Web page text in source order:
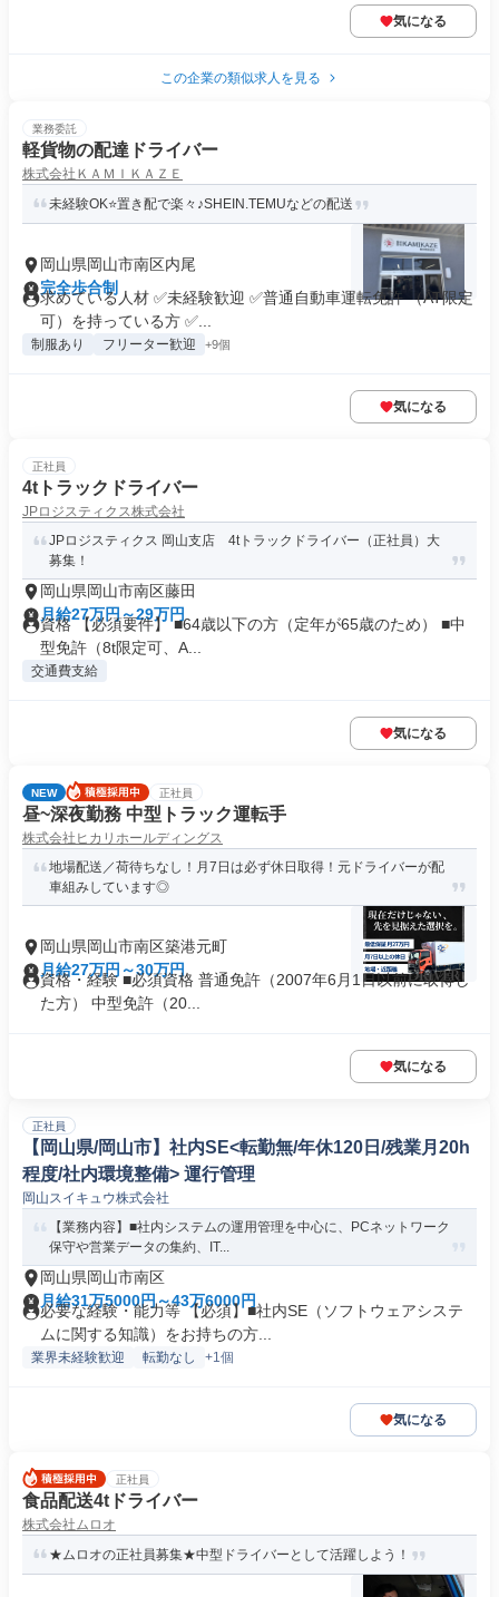
気になる
この企業の類似求人を見る
業務委託
軽貨物の配達ドライバー
株式会社ＫＡＭＩＫＡＺＥ
未経験OK⭐️置き配で楽々♪SHEIN.TEMUなどの配送
岡山県岡山市南区内尾
完全歩合制
求めている人材 ✅未経験歓迎 ✅普通自動車運転免許 （AT限定
可）を持っている方 ✅...
制服あり フリーター歓迎 +9個
気になる
正社員
4tトラックドライバー
JPロジスティクス株式会社
JPロジスティクス 岡山支店 4tトラックドライバー（正社員）大
募集！
岡山県岡山市南区藤田
月給27万円～29万円
資格 【必須要件】 ■64歳以下の方（定年が65歳のため） ■中
型免許（8t限定可、A...
交通費支給
気になる
NEW 正社員
昼~深夜勤務 中型トラック運転手
株式会社ヒカリホールディングス
地場配送／荷待ちなし！月7日は必ず休日取得！元ドライバーが配
車組みしています◎
岡山県岡山市南区築港元町
月給27万円～30万円
資格・経験 ■必須資格 普通免許（2007年6月1日以前に取得し
た方） 中型免許（20...
気になる
正社員
【岡山県/岡山市】社内SE<転勤無/年休120日/残業月20h
程度/社内環境整備> 運行管理
岡山スイキュウ株式会社
【業務内容】■社内システムの運用管理を中心に、PCネットワーク
保守や営業データの集約、IT...
岡山県岡山市南区
月給31万5000円～43万6000円
必要な経験・能力等 【必須】■社内SE（ソフトウェアシステ
ムに関する知識）をお持ちの方...
業界未経験歓迎 転勤なし +1個
気になる
正社員
食品配送4tドライバー
株式会社ムロオ
★ムロオの正社員募集★中型ドライバーとして活躍しよう！